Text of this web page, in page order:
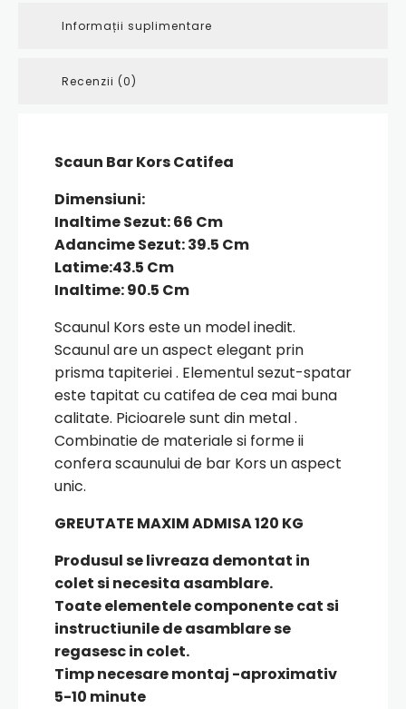
Informații suplimentare
Recenzii (0)
Scaun Bar Kors Catifea
Dimensiuni:
Inaltime Sezut: 66 Cm
Adancime Sezut: 39.5 Cm
Latime:43.5 Cm
Inaltime: 90.5 Cm
Scaunul Kors este un model inedit.
Scaunul are un aspect elegant prin
prisma tapiteriei . Elementul sezut-spatar
este tapitat cu catifea de cea mai buna
calitate. Picioarele sunt din metal .
Combinatie de materiale si forme ii
confera scaunului de bar Kors un aspect
unic.
GREUTATE MAXIM ADMISA 120 KG
Produsul se livreaza demontat in
colet si necesita asamblare.
Toate elementele componente cat si
instructiunile de asamblare se
regasesc in colet.
Timp necesare montaj -aproximativ
5-10 minute